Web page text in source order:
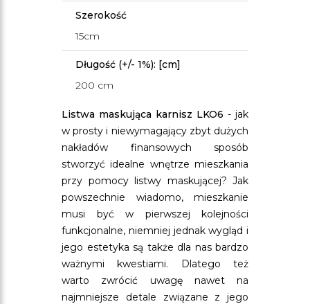
Szerokość
15cm
Długość (+/- 1%): [cm]
200 cm
Listwa maskująca karnisz LKO6 - jak
w prosty i niewymagający zbyt dużych
nakładów finansowych sposób
stworzyć idealne wnętrze mieszkania
przy pomocy listwy maskującej? Jak
powszechnie wiadomo, mieszkanie
musi być w pierwszej kolejności
funkcjonalne, niemniej jednak wygląd i
jego estetyka są także dla nas bardzo
ważnymi kwestiami. Dlatego też
warto zwrócić uwagę nawet na
najmniejsze detale związane z jego